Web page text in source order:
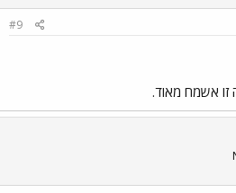
#9
זו אשמח מאוד.